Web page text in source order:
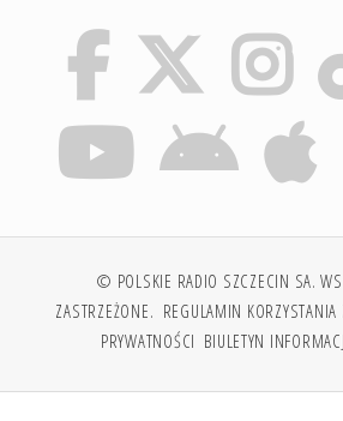
© POLSKIE RADIO SZCZECIN SA.
ZASTRZEŻONE. REGULAMIN KORZYSTANIA
PRYWATNOŚCI BIULETYN